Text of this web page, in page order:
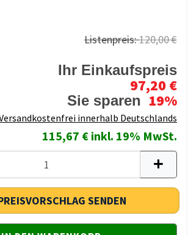
Listenpreis:120,00 €
Ihr Einkaufspreis
97,20 €
Sie sparen 19%
innerhalb Deutschlands
115,67 € inkl. 19% MwSt.
SENDEN